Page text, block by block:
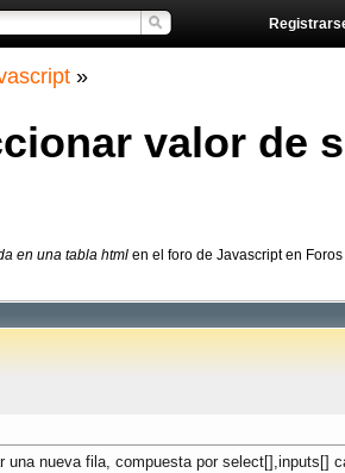
»
valor de
en una tabla html en el foro de Javascript en
una nueva fila, compuesta por select[],inputs[]